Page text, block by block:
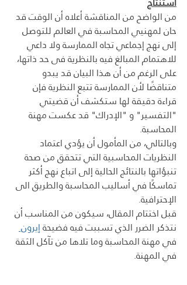
من الواضح من المناقشة أعلاه أن الوقت قد
حان لمهنيي المحاسبة في العالم للتوصل
إلى نهج إجماعي تجاه الممارسة ولا داعي
للاهتمام المبالغ فيه بالنظرية فى حد ذاتها،
على الرغم من أن هذا البيان قد يبدو
متناقضًا لأن الممارسة تتبع النظرية فإن
قراءة دقيقة لها ستكشف أن قضيتي
"التفسير" و "الإدراك" قد عكست مهنة
المحاسبة.
وبالتالي، من المأمول أن يؤدي اعتماد
النظريات المحاسبية التي تتحقق من صحة
تنبؤاتها بالنتائج الحالية إلى اتباع نهج أكثر
تماسكًا في أساليب المحاسبة والطريق الى
الإحترافية.
قبل اختتام المقال، سيكون من المناسب أن
نتذكر الضرر الذي تسببت فيه فضيحة إيرون
في مهنة المحاسبة وما تلاها من تآكل الثقة
في المهنة.